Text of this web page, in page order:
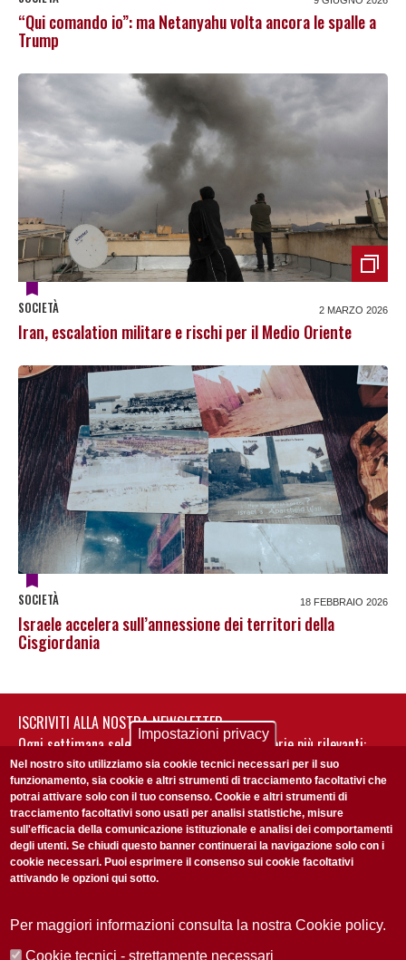
“Qui comando io”: ma Netanyahu volta ancora le spalle a
Trump
SOCIETÀ 2 MARZO 2026
Iran, escalation militare e rischi per il Medio Oriente
SOCIETÀ 18 FEBBRAIO 2026
Israele accelera sull’annessione dei territori della
Cisgiordania
ISCRIVITI ALLA NOSTRA NEWSLETTER
Ogni settimana selezioniamo per te nostre storie più rilevanti:
non perderti gli aggiornamenti della nostra newsletter
Accetto laPrivacy Policy
Impostazioni privacy
Nel nostro sito utilizziamo sia cookie tecnici necessari per il suo
funzionamento, sia cookie e altri strumenti di tracciamento facoltativi che
potrai attivare solo con il tuo consenso. Cookie e altri strumenti di
tracciamento facoltativi sono usati per analisi statistiche, misure
sull'efficacia della comunicazione istituzionale e analisi dei comportamenti
degli utenti. Se chiudi questo banner continuerai la navigazione solo con i
cookie necessari. Puoi esprimere il consenso sui cookie facoltativi
attivando le opzioni qui sotto.
Per maggiori informazioni consulta la nostra Cookie policy.
Cookie tecnici - strettamente necessari